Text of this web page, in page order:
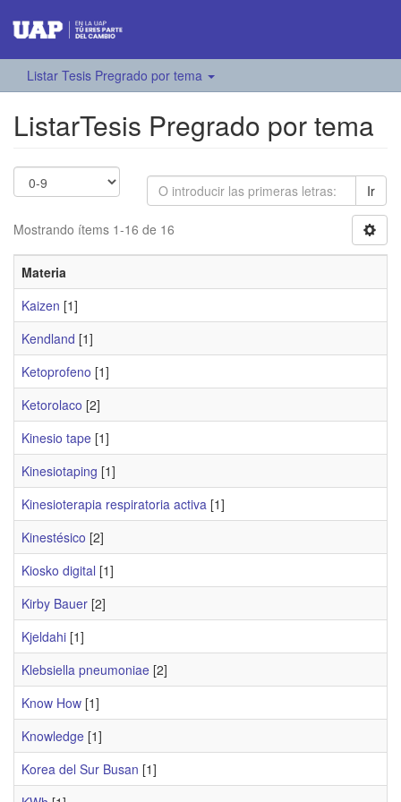
Listar Tesis Pregrado por tema
ListarTesis Pregrado por tema
Ir
Mostrando ítems 1-16 de 16
Materia
Kaizen [1]
Kendland [1]
Ketoprofeno [1]
Ketorolaco [2]
Kinesio tape [1]
Kinesiotaping [1]
Kinesioterapia respiratoria activa [1]
Kinestésico [2]
Kiosko digital [1]
Kirby Bauer [2]
Kjeldahi [1]
Klebsiella pneumoniae [2]
Know How [1]
Knowledge [1]
Korea del Sur Busan [1]